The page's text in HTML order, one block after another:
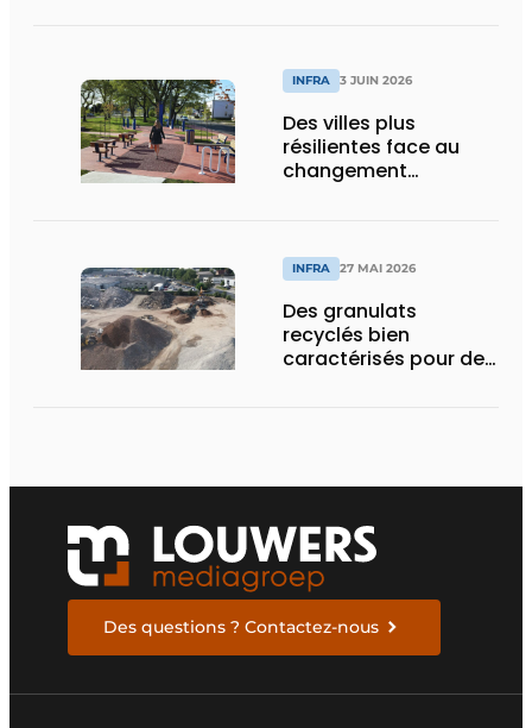
INFRA 3 JUIN 2026
Des villes plus
résilientes face au
changement
INFRA 27 MAI 2026
Des granulats
recyclés bien
caractérisés pour des
Des questions ? Contactez-nous